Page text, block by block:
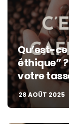
Qu’est-
éthique”
votre
28 AOÛT 2025